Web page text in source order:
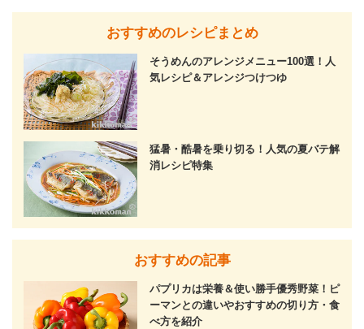
おすすめのレシピまとめ
そうめんのアレンジメニュー100選！人
気レシピ＆アレンジつけつゆ
猛暑・酷暑を乗り切る！人気の夏バテ解
消レシピ特集
おすすめの記事
パプリカは栄養＆使い勝手優秀野菜！ピ
ーマンとの違いやおすすめの切り方・食
べ方を紹介